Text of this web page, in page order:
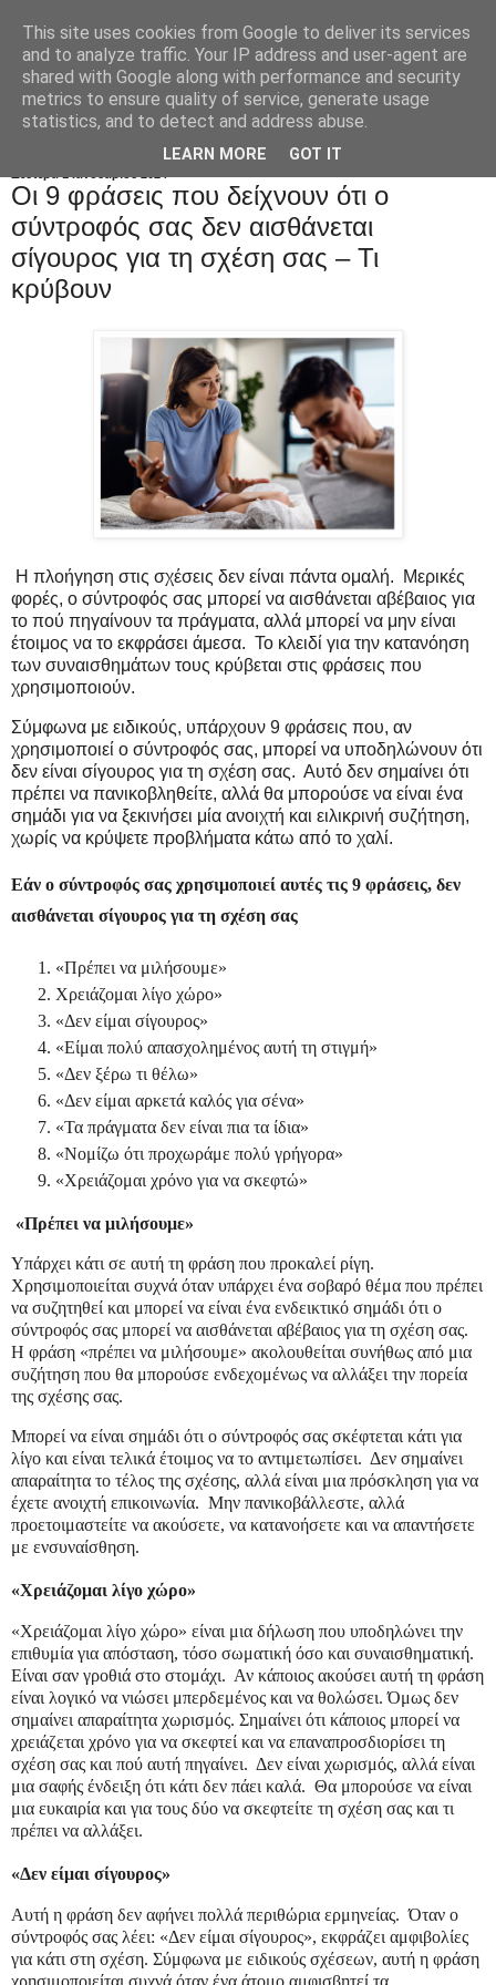
Οι 9 φράσεις που δείχνουν ότι ο
σύντροφός σας δεν αισθάνεται
σίγουρος για τη σχέση σας – Τι
κρύβουν
Η πλοήγηση στις σχέσεις δεν είναι πάντα ομαλή. Μερικές
φορές, ο σύντροφός σας μπορεί να αισθάνεται αβέβαιος για
το πού πηγαίνουν τα πράγματα, αλλά μπορεί να μην είναι
έτοιμος να το εκφράσει άμεσα. Το κλειδί για την κατανόηση
των συναισθημάτων τους κρύβεται στις φράσεις που
χρησιμοποιούν.
Σύμφωνα με ειδικούς, υπάρχουν 9 φράσεις που, αν
χρησιμοποιεί ο σύντροφός σας, μπορεί να υποδηλώνουν ότι
δεν είναι σίγουρος για τη σχέση σας. Αυτό δεν σημαίνει ότι
πρέπει να πανικοβληθείτε, αλλά θα μπορούσε να είναι ένα
σημάδι για να ξεκινήσει μία ανοιχτή και ειλικρινή συζήτηση,
χωρίς να κρύψετε προβλήματα κάτω από το χαλί.
Εάν ο σύντροφός σας χρησιμοποιεί αυτές τις 9 φράσεις, δεν
αισθάνεται σίγουρος για τη σχέση σας
«Πρέπει να μιλήσουμε»
Χρειάζομαι λίγο χώρο»
«Δεν είμαι σίγουρος»
«Είμαι πολύ απασχολημένος αυτή τη στιγμή»
«Δεν ξέρω τι θέλω»
«Δεν είμαι αρκετά καλός για σένα»
«Τα πράγματα δεν είναι πια τα ίδια»
«Νομίζω ότι προχωράμε πολύ γρήγορα»
«Χρειάζομαι χρόνο για να σκεφτώ»
«Πρέπει να μιλήσουμε»
Υπάρχει κάτι σε αυτή τη φράση που προκαλεί ρίγη.
Χρησιμοποιείται συχνά όταν υπάρχει ένα σοβαρό θέμα που πρέπει
να συζητηθεί και μπορεί να είναι ένα ενδεικτικό σημάδι ότι ο
σύντροφός σας μπορεί να αισθάνεται αβέβαιος για τη σχέση σας.
Η φράση «πρέπει να μιλήσουμε» ακολουθείται συνήθως από μια
συζήτηση που θα μπορούσε ενδεχομένως να αλλάξει την πορεία
της σχέσης σας.
Μπορεί να είναι σημάδι ότι ο σύντροφός σας σκέφτεται κάτι για
λίγο και είναι τελικά έτοιμος να το αντιμετωπίσει. Δεν σημαίνει
απαραίτητα το τέλος της σχέσης, αλλά είναι μια πρόσκληση για να
έχετε ανοιχτή επικοινωνία. Μην πανικοβάλλεστε, αλλά
προετοιμαστείτε να ακούσετε, να κατανοήσετε και να απαντήσετε
με ενσυναίσθηση.
«Χρειάζομαι λίγο χώρο»
«Χρειάζομαι λίγο χώρο» είναι μια δήλωση που υποδηλώνει την
επιθυμία για απόσταση, τόσο σωματική όσο και συναισθηματική.
Είναι σαν γροθιά στο στομάχι. Αν κάποιος ακούσει αυτή τη φράση
είναι λογικό να νιώσει μπερδεμένος και να θολώσει. Όμως δεν
σημαίνει απαραίτητα χωρισμός. Σημαίνει ότι κάποιος μπορεί να
χρειάζεται χρόνο για να σκεφτεί και να επαναπροσδιορίσει τη
σχέση σας και πού αυτή πηγαίνει. Δεν είναι χωρισμός, αλλά είναι
μια σαφής ένδειξη ότι κάτι δεν πάει καλά. Θα μπορούσε να είναι
μια ευκαιρία και για τους δύο να σκεφτείτε τη σχέση σας και τι
πρέπει να αλλάξει.
«Δεν είμαι σίγουρος»
Αυτή η φράση δεν αφήνει πολλά περιθώρια ερμηνείας. Όταν ο
σύντροφός σας λέει: «Δεν είμαι σίγουρος», εκφράζει αμφιβολίες
για κάτι στη σχέση. Σύμφωνα με ειδικούς σχέσεων, αυτή η φράση
χρησιμοποιείται συχνά όταν ένα άτομο αμφισβητεί τα
This site uses cookies from Google to deliver its services
and to analyze traffic. Your IP address and user-agent are
shared with Google along with performance and security
metrics to ensure quality of service, generate usage
statistics, and to detect and address abuse.
LEARN MORE GOT IT